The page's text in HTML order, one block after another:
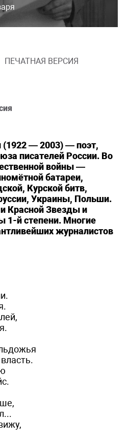
ПЕЧАТНАЯ ВЕРСИЯ
(1922 — 2003) — поэт,
писателей России. Во
войны —
батареи,
Курской битв,
Украины, Польши.
Красной Звезды и
1-й степени. Многие
журналистов